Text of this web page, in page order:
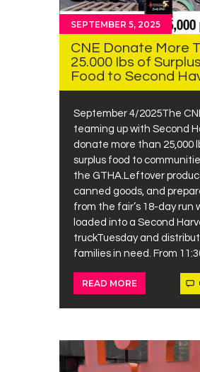
SEPTEMBER 5, 2025
CNE Donate More
25.000 Ibs of Surplus
Food to Second
September 4/2025The
teaming up with Second
donate more than 25,000
surplus food to
the GTHA.Leftover
canned goods, and
from the fair’s 18-day run
loaded into a Second
truckTuesday and
families in need. From
READ MORE